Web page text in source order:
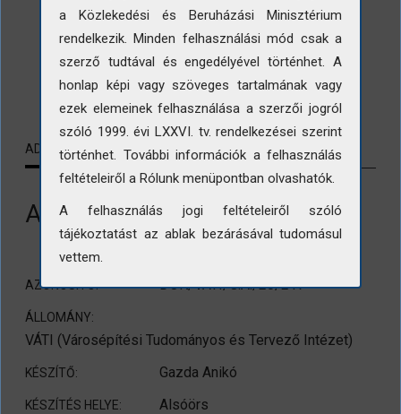
LETÖLTÉS
ADATLAP KAPCSOLÓDÓ TARTALMAK
A templom környezet
AZONOSÍTÓ: DOK/VÁTI/G.A./20/217
ÁLLOMÁNY:
VÁTI (Városépítési Tudományos és Tervező Intézet)
KÉSZÍTŐ: Gazda Anikó
KÉSZÍTÉS HELYE: Alsóörs
a Közlekedési és Beruházási Minisztérium
rendelkezik. Minden felhasználási mód csak a
szerző tudtával és engedélyével történhet. A
honlap képi vagy szöveges tartalmának vagy
ezek elemeinek felhasználása a szerzői jogról
szóló 1999. évi LXXVI. tv. rendelkezései szerint
történhet. További információk a felhasználás
feltételeiről a Rólunk menüpontban olvashatók.
A felhasználás jogi feltételeiről szóló
tájékoztatást az ablak bezárásával tudomásul
vettem.